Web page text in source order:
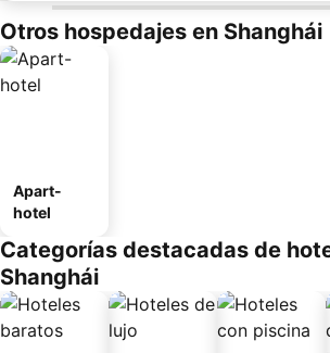
Otros hospedajes en Shanghái
Apart-
hotel
Categorías destacadas de
Shanghái